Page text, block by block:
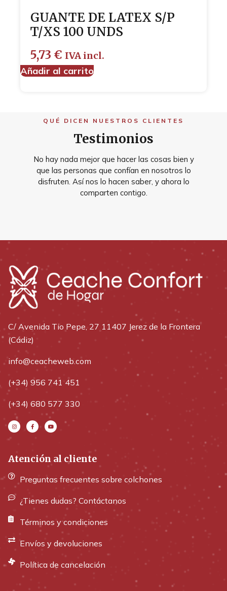
GUANTE DE LATEX S/P
T/XS 100 UNDS
5,73 € IVA incl.
Añadir al carrito
QUÉ DICEN NUESTROS CLIENTES
Testimonios
No hay nada mejor que hacer las cosas bien y
que las personas que confían en nosotros lo
disfruten. Así nos lo hacen saber, y ahora lo
comparten contigo.
C/ Avenida Tio Pepe, 27 11407 Jerez de la Frontera
(Cádiz)
info@ceacheweb.com
(+34) 956 741 451
(+34) 680 577 330
Atención al cliente
Preguntas frecuentes sobre colchones
¿Tienes dudas? Contáctanos
Términos y condiciones
Envíos y devoluciones
Política de cancelación